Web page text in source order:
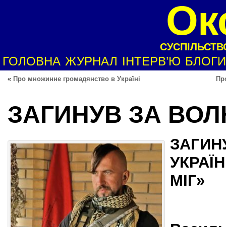
ГОЛОВНА ЖУРНАЛ ІНТЕРВ’Ю БЛОГИ
« Про множинне громадянство в Україні
ЗАГИНУВ ЗА
МІГ»